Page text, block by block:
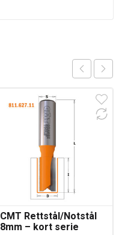
CMT Rettstål/Notstål
8mm – kort serie